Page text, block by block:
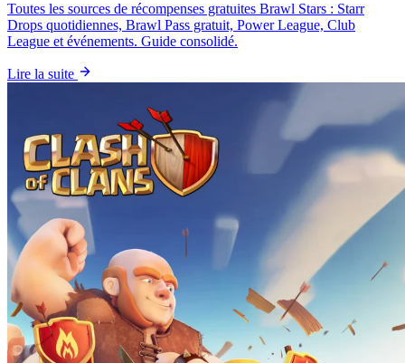
Toutes les sources de récompenses gratuites Brawl Stars : Starr
Drops quotidiennes, Brawl Pass gratuit, Power League, Club
League et événements. Guide consolidé.
Lire la suite